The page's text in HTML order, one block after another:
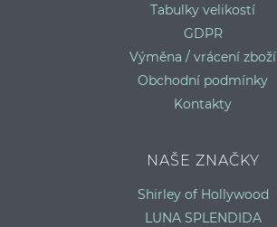
Tabulky velikostí
GDPR
Výměna / vrácení zboží
Obchodní podmínky
Kontakty
NAŠE ZNAČKY
Shirley of Hollywood
LUNA SPLENDIDA